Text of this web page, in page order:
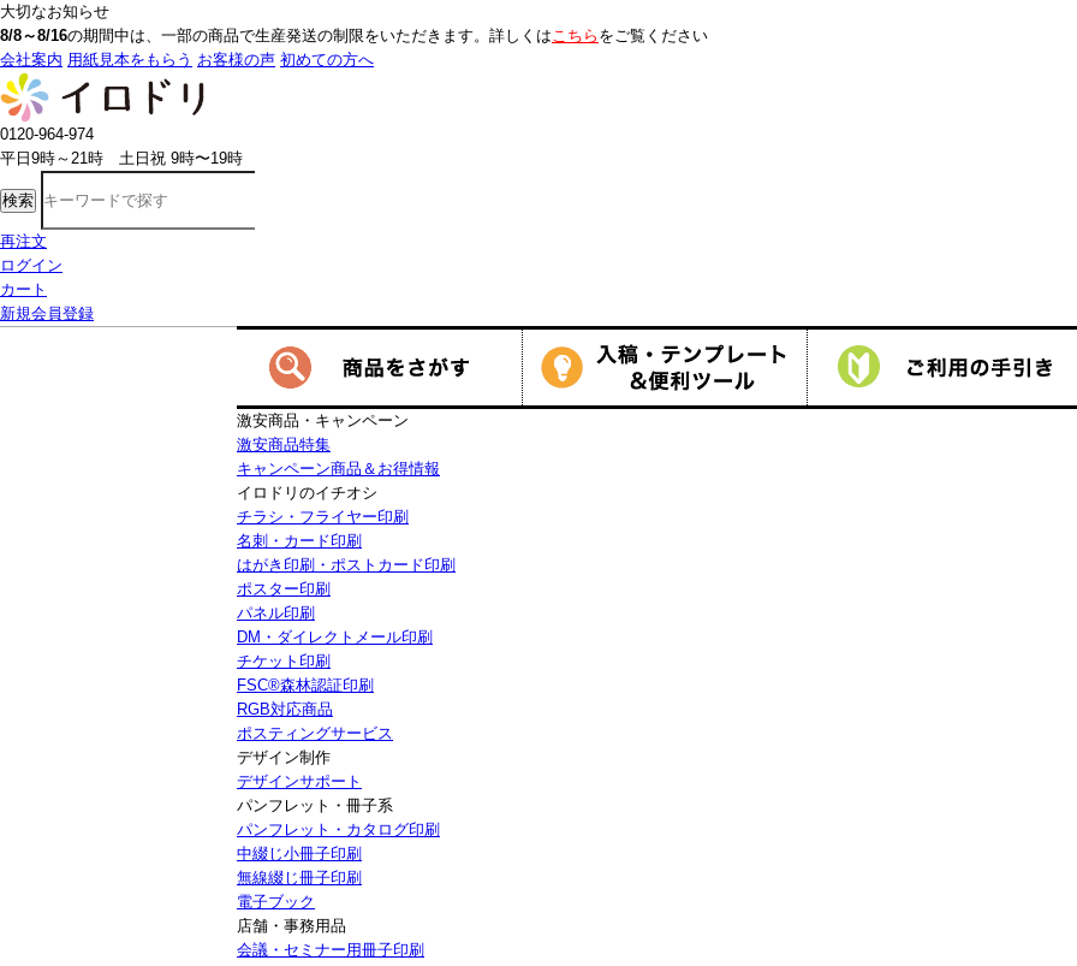
大切なお知らせ
8/8～8/16の期間中は、一部の商品で生産発送の制限をいただきます。詳しくはこちら をご覧ください
会社案内 用紙見本をもらう お客様の声 初めての方へ
0120-964-974
平日9時～21時 土日祝 9時〜19時
検索
再注文
ログイン
カート
新規会員登録
激安商品・キャンペーン
激安商品特集
キャンペーン商品＆お得情報
イロドリのイチオシ
チラシ・フライヤー印刷
名刺・カード印刷
はがき印刷・ポストカード印刷
ポスター印刷
パネル印刷
DM・ダイレクトメール印刷
チケット印刷
FSC®森林認証印刷
RGB対応商品
ポスティングサービス
デザイン制作
デザインサポート
パンフレット・冊子系
パンフレット・カタログ印刷
中綴じ小冊子印刷
無線綴じ冊子印刷
電子ブック
店舗・事務用品
会議・セミナー用冊子印刷